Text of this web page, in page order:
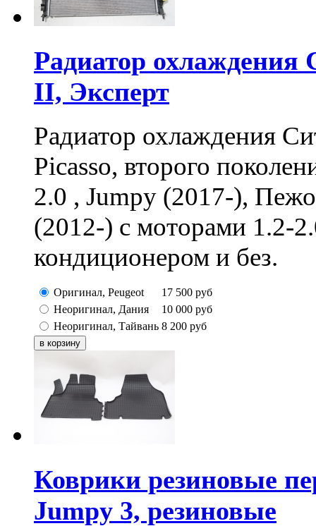
Радиатор
II, Эксперт
Радиатор охлаждения
Picasso, второго
2.0 , Jumpy (2017-),
(2012-) с моторами 1.2-
кондиционером и без.
Оригинал, Peugeot 17 500 руб
Неоригинал, Дания
10 000 руб
Неоригинал, Тайвань 8 200 руб
Коврики резиновые
Jumpy 3, резиновые